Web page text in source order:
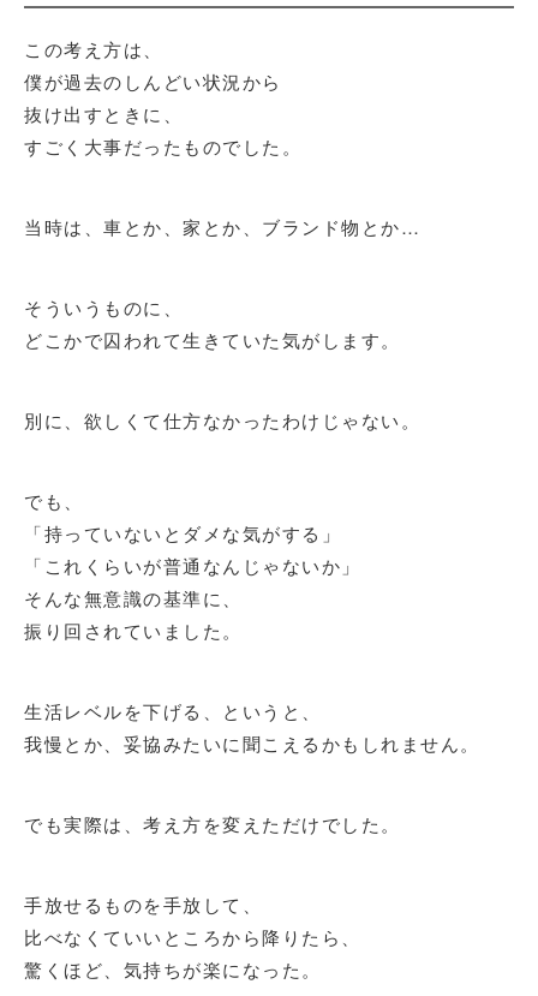
この考え方は、
僕が過去のしんどい状況から
抜け出すときに、
すごく大事だったものでした。
当時は、車とか、家とか、ブランド物とか…
そういうものに、
どこかで囚われて生きていた気がします。
別に、欲しくて仕方なかったわけじゃない。
でも、
「持っていないとダメな気がする」
「これくらいが普通なんじゃないか」
そんな無意識の基準に、
振り回されていました。
生活レベルを下げる、というと、
我慢とか、妥協みたいに聞こえるかもしれません。
でも実際は、考え方を変えただけでした。
手放せるものを手放して、
比べなくていいところから降りたら、
驚くほど、気持ちが楽になった。